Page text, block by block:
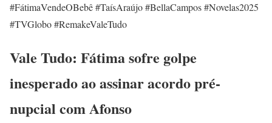
#FátimaVendeOBebê #TaísAraújo #BellaCampos #Novelas2025
#TVGlobo #RemakeValeTudo
Vale Tudo: Fátima sofre golpe
inesperado ao assinar acordo pré-
nupcial com Afonso